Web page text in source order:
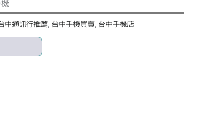
中通訊行推薦, 台中手機買賣, 台中手機店